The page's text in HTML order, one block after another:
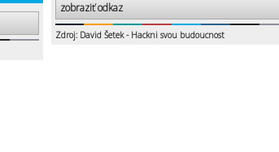
zobraziť odkaz
Zdroj: David Šetek - Hackni svou budoucnost